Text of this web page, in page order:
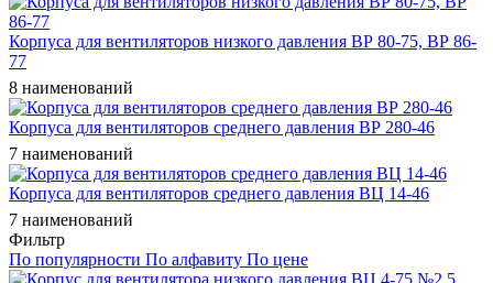
Корпуса для вентиляторов низкого давления ВР 80-75, ВР 86-
77
8 наименований
Корпуса для вентиляторов среднего давления ВР 280-46
7 наименований
Корпуса для вентиляторов среднего давления ВЦ 14-46
7 наименований
Фильтр
По популярности По алфавиту По цене